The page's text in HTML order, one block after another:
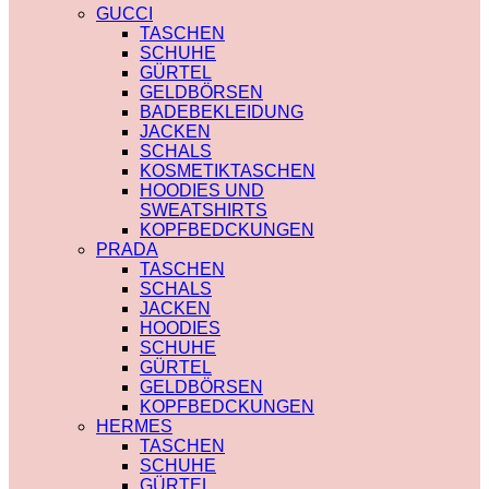
SAINT LAURENT
VERSACE
SCHALS
CHLOE
FENDI
GUCCI
LOUIS VUITTON
PRADA
SAINT LAURENT
SCHULTERRIEMEN
DIOR
LOUIS VUITTON
STRUMPFHOSEN
GUCCI
KOSMETIKTASCHEN
GUCCI
LOUIS VUITTON
SAINT LAURENT
TRENCHCOAT
BURBERRY
PRADA
SOCKEN
GUCCI
SHORTS
BURBERRY
POLO
BURBERRY
CHLOE
GUCCI
MONCLER
HOODIES UND
SWEATSHIRTS
AMI PARIS
BURBERRY
FENDI
GUCCI
LOUIS VUITTON
MIU MIU
PRADA
SAINT LAURENT
GUCCI
TASCHEN
SCHUHE
GÜRTEL
GELDBÖRSEN
BADEBEKLEIDUNG
JACKEN
SCHALS
KOSMETIKTASCHEN
HOODIES UND
SWEATSHIRTS
KOPFBEDCKUNGEN
PRADA
TASCHEN
SCHALS
JACKEN
HOODIES
SCHUHE
GÜRTEL
GELDBÖRSEN
KOPFBEDCKUNGEN
HERMES
TASCHEN
SCHUHE
GÜRTEL